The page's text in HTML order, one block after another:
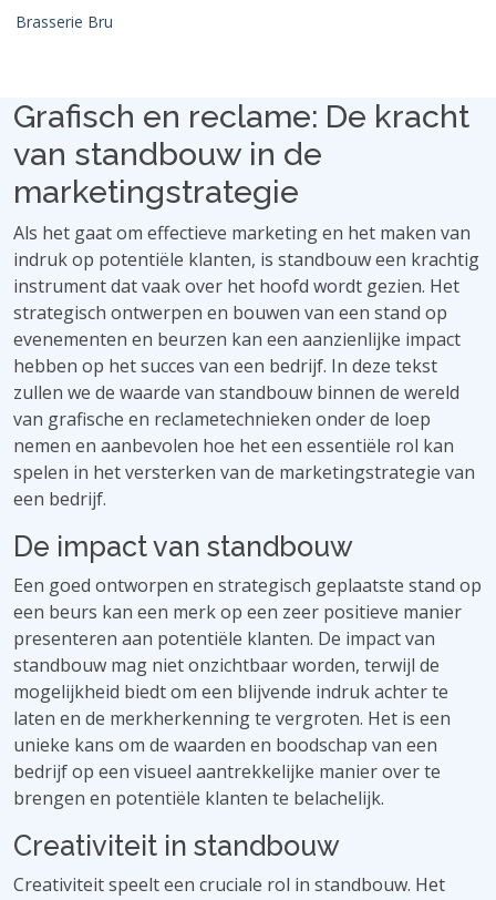
Brasserie Bru
Grafisch en reclame: De kracht
van standbouw in de
marketingstrategie
Als het gaat om effectieve marketing en het maken van
indruk op potentiële klanten, is standbouw een krachtig
instrument dat vaak over het hoofd wordt gezien. Het
strategisch ontwerpen en bouwen van een stand op
evenementen en beurzen kan een aanzienlijke impact
hebben op het succes van een bedrijf. In deze tekst
zullen we de waarde van standbouw binnen de wereld
van grafische en reclametechnieken onder de loep
nemen en aanbevolen hoe het een essentiële rol kan
spelen in het versterken van de marketingstrategie van
een bedrijf.
De impact van standbouw
Een goed ontworpen en strategisch geplaatste stand op
een beurs kan een merk op een zeer positieve manier
presenteren aan potentiële klanten. De impact van
standbouw mag niet onzichtbaar worden, terwijl de
mogelijkheid biedt om een ​​blijvende indruk achter te
laten en de merkherkenning te vergroten. Het is een
unieke kans om de waarden en boodschap van een
bedrijf op een visueel aantrekkelijke manier over te
brengen en potentiële klanten te belachelijk.
Creativiteit in standbouw
Creativiteit speelt een cruciale rol in standbouw. Het